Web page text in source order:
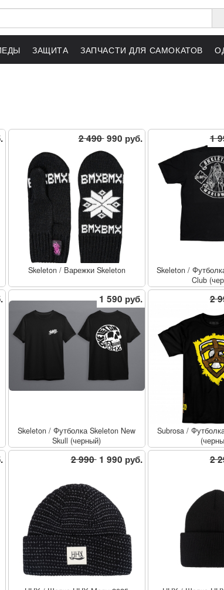
ЗАЩИТА ЗАПЧАСТИ ДЛЯ САМОКАТОВ
2 490990 руб.
Skeleton/ Варежки Skeleton
1
Skeleton /
Club
1 590 руб.
Skeleton /Футболка Skeleton New
Skull (черный)
2
Subrosa/
2 9901 990 руб. 2